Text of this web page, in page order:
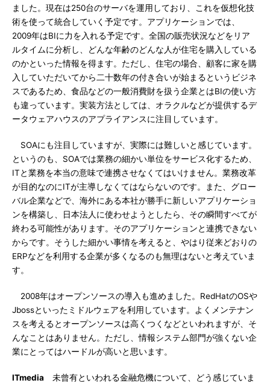
ました。現在は250台のサーバを運用しており、これを仮想化技
術を使って統合していく予定です。アプリケーションでは、
2009年はBIに力を入れる予定です。全国の販売状況などをリア
ルタイムに分析し、どんな年齢のどんな人が住宅を購入している
のかといった情報を得ます。ただし、住宅の場合、顧客に家を購
入していただいてから二十数年の付き合いが始まるというビジネ
スであるため、食品などの一般消費財を扱う企業とはBIの使い方
も違っています。実装方法としては、オラクルなどが提供するデ
ータウェアハウスのアプライアンスに注目しています。
SOAにも注目していますが、実際には難しいと感じています。
というのも、SOAでは業務の細かい単位をサービス化するため、
ITと業務を本当の意味で連携させなくてはいけません。業務改革
が目的なのにITが主導しなくてはならないのです。また、グロー
バル企業などで、海外にある本社が勝手に新しいアプリケーショ
ンを構築し、日本法人に使わせようとしたら、その瞬間すべてが
終わる可能性があります。そのアプリケーションと連携できない
からです。そうした細かい事情を考えると、やはり従来どおりの
ERPなどを利用する企業が多くなるのも無理はないと考えていま
す。
2008年はオープンソースの導入も進めました。RedHatのOSや
Jbossといったミドルウェアを利用しています。よくメンテナン
スを考えるとオープンソースは高くつくなどといわれますが、そ
んなことはありません。ただし、情報システム部門が強くない企
業にとってはハードルが高いと思います。
ITmedia 未曾有といわれる金融危機について、どう感じていま